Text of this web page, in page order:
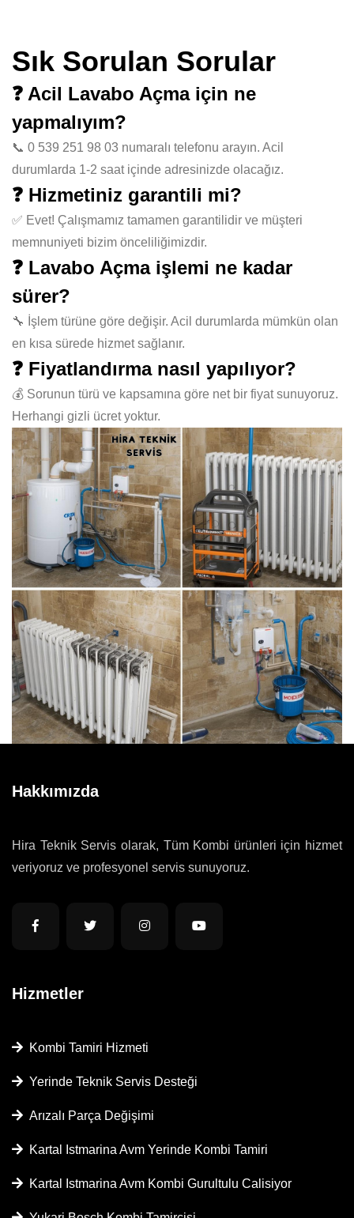
Sık Sorulan Sorular
❓ Acil Lavabo Açma için ne
yapmalıyım?
📞 0 539 251 98 03 numaralı telefonu arayın. Acil
durumlarda 1-2 saat içinde adresinizde olacağız.
❓ Hizmetiniz garantili mi?
✅ Evet! Çalışmamız tamamen garantilidir ve müşteri
memnuniyeti bizim önceliliğimizdir.
❓ Lavabo Açma işlemi ne kadar
sürer?
🔧 İşlem türüne göre değişir. Acil durumlarda mümkün olan
en kısa sürede hizmet sağlanır.
❓ Fiyatlandırma nasıl yapılıyor?
💰 Sorunun türü ve kapsamına göre net bir fiyat sunuyoruz.
Herhangi gizli ücret yoktur.
Hakkımızda
Hira Teknik Servis olarak, Tüm Kombi ürünleri için hizmet
veriyoruz ve profesyonel servis sunuyoruz.
Hizmetler
Kombi Tamiri Hizmeti
Yerinde Teknik Servis Desteği
Arızalı Parça Değişimi
Kartal Istmarina Avm Yerinde Kombi Tamiri
Kartal Istmarina Avm Kombi Gurultulu Calisiyor